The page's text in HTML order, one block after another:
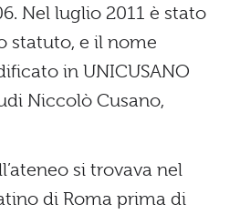
Nel luglio 2011 è stato
statuto, e il nome
in UNICUSANO
Niccolò Cusano,
si trovava nel
di Roma prima di